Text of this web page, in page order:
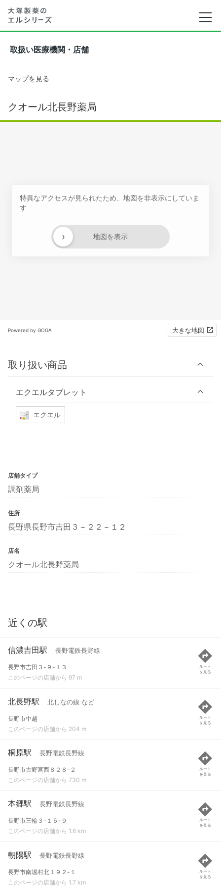
取扱い医療機関・店舗
マップを見る
クオール北長野薬局
特異なアクセスが見られたため、地図を非表示にしていま
す
地図を表示
›
Powered by GOGA 大きな地図
取り扱い商品
エクエルタブレット
エクエル
店舗タイプ
調剤薬局
住所
長野県長野市吉田３－２２－１２
店名
クオール北長野薬局
近くの駅
信濃吉田駅 長野電鉄長野線
長野市吉田３-９-１３
このページの店舗から 97 m
ルート
を見る
北長野駅 北しなの線 など
長野市中越
このページの店舗から 204 m
ルート
を見る
桐原駅 長野電鉄長野線
長野市古野宮西８２８-２
このページの店舗から 730 m
ルート
を見る
本郷駅 長野電鉄長野線
長野市三輪３-１５-９
このページの店舗から 1.6 km
ルート
を見る
朝陽駅 長野電鉄長野線
長野市南堀村北１９２-１
このページの店舗から 1.7 km
ルート
を見る